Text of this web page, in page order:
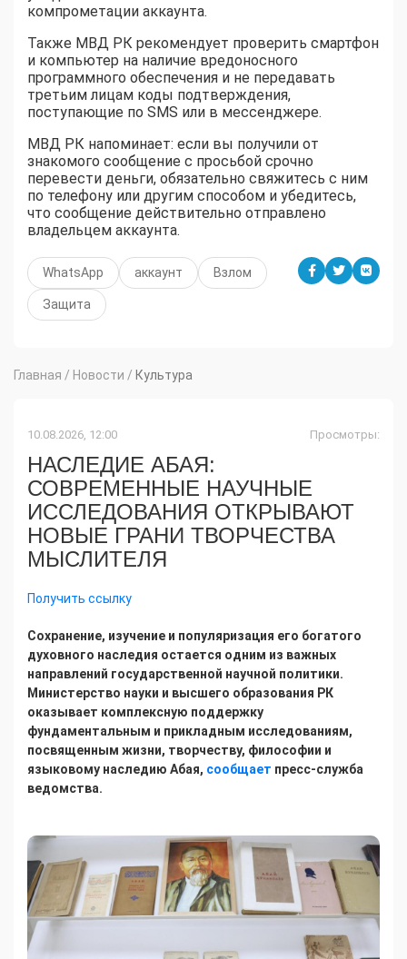
компрометации аккаунта.
Также МВД РК рекомендует проверить смартфон
и компьютер на наличие вредоносного
программного обеспечения и не передавать
третьим лицам коды подтверждения,
поступающие по SMS или в мессенджере.
МВД РК напоминает: если вы получили от
знакомого сообщение с просьбой срочно
перевести деньги, обязательно свяжитесь с ним
по телефону или другим способом и убедитесь,
что сообщение действительно отправлено
владельцем аккаунта.
WhatsApp аккаунт Взлом
Защита
Главная / Новости / Культура
10.08.2026, 12:00 Просмотры:
НАСЛЕДИЕ АБАЯ:
СОВРЕМЕННЫЕ НАУЧНЫЕ
ИССЛЕДОВАНИЯ ОТКРЫВАЮТ
НОВЫЕ ГРАНИ ТВОРЧЕСТВА
МЫСЛИТЕЛЯ
Получить ссылку
Сохранение, изучение и популяризация его богатого
духовного наследия остается одним из важных
направлений государственной научной политики.
Министерство науки и высшего образования РК
оказывает комплексную поддержку
фундаментальным и прикладным исследованиям,
посвященным жизни, творчеству, философии и
языковому наследию Абая, сообщает пресс-служба
ведомства.